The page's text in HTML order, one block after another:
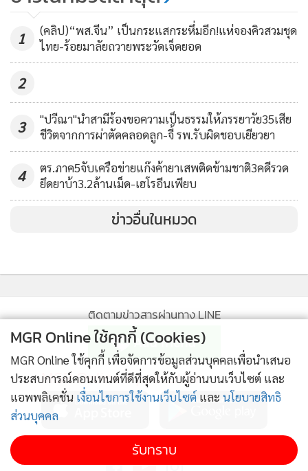
2,782
ชาย ผัวหนุ่มฝรั่งเศส-สาวบึงนาราง
ฆ่าหั่นศพเผาผัวเฒ่าอิตาลี (ชมคลิป)
1
(คลิป)“พส.จีน” เป็นกระแสกระหึ่มอีก!แห่จองคิวสวมชุด
ไทย-ร้อยมาลัยถวายพระวัดเจ็ดยอด
2
3
"ปวีณา"นำสามีร้องขอความเป็นธรรมให้ภรรยาวัย35เสีย
ชีวิตจากการผ่าตัดคลอดลูก-จี้ รพ.รับผิดชอบเยียวยา
4
ตร.ภาค5จับเครือข่ายแก๊งค้ายาเสพติดข้ามชาติ3คดีรวด
ยึดยาบ้า3.2ล้านเม็ด-เฮโรอีนเพียบ
ข่าวอื่นในหมวด
ติดตามข่าวสารผ่านทาง LINE
MGR Online Application
ติดตาม MGR Online
MGR Online ใช้คุกกี้ (Cookies)
MGR Online ใช้คุกกี้ เพื่อจัดการข้อมูลส่วนบุคคลเพื่อนำเสนอ
ประสบการณ์คอนเทนต์ที่ดีที่สุดให้กับผู้อ่านบนเว็บไซต์ และ
แอพพลิเคชั่น เงื่อนไขการใช้งานเว็บไซต์ และ นโยบายสิทธิ
ส่วนบุคคล
รับทราบ